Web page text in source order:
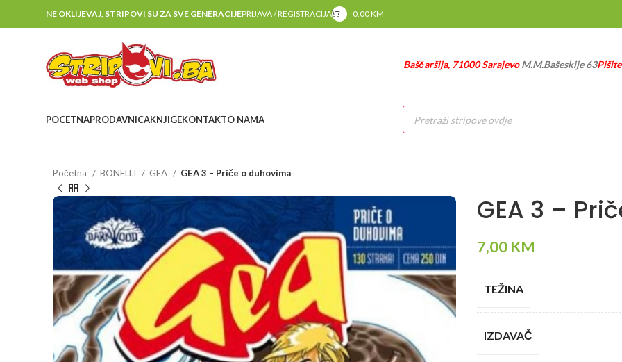
NE OKLIJEVAJ, STRIPOVI SU ZA SVE GENERACIJEPRIJAVA / REGISTRACIJA 0,00KM
Baščaršija, 71000 SarajevoM.M.Bašeskije 63
POCETNAPRODAVNICAKNJIGEKONTAKTO NAMA
Products
search
Početna BONELLI GEA GEA 3 – Priče o duhovima
GEA 3 –
7,00 KM
TEŽINA
IZDAVAČ